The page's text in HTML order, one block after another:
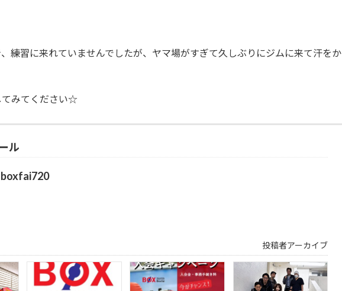
練習に来れていませんでしたが、ヤマ場がすぎて久しぶりにジムに来て汗をか
てみてください☆
ル
boxfai720
投稿者アーカイブ